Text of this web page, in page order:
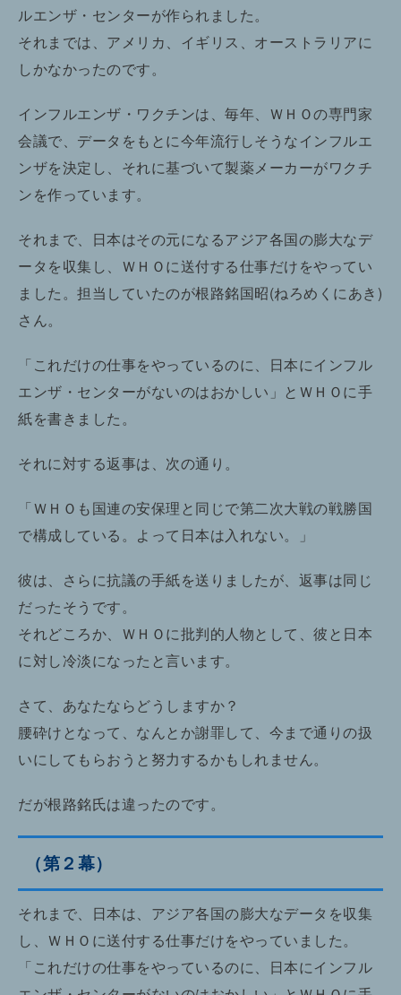
ルエンザ・センターが作られました。
それまでは、アメリカ、イギリス、オーストラリアに
しかなかったのです。
インフルエンザ・ワクチンは、毎年、ＷＨＯの専門家
会議で、データをもとに今年流行しそうなインフルエ
ンザを決定し、それに基づいて製薬メーカーがワクチ
ンを作っています。
それまで、日本はその元になるアジア各国の膨大なデ
ータを収集し、ＷＨＯに送付する仕事だけをやってい
ました。担当していたのが根路銘国昭(ねろめくにあき)
さん。
「これだけの仕事をやっているのに、日本にインフル
エンザ・センターがないのはおかしい」とＷＨＯに手
紙を書きました。
それに対する返事は、次の通り。
「ＷＨＯも国連の安保理と同じで第二次大戦の戦勝国
で構成している。よって日本は入れない。」
彼は、さらに抗議の手紙を送りましたが、返事は同じ
だったそうです。
それどころか、ＷＨＯに批判的人物として、彼と日本
に対し冷淡になったと言います。
さて、あなたならどうしますか？
腰砕けとなって、なんとか謝罪して、今まで通りの扱
いにしてもらおうと努力するかもしれません。
だが根路銘氏は違ったのです。
（第２幕）
それまで、日本は、アジア各国の膨大なデータを収集
し、ＷＨＯに送付する仕事だけをやっていました。
「これだけの仕事をやっているのに、日本にインフル